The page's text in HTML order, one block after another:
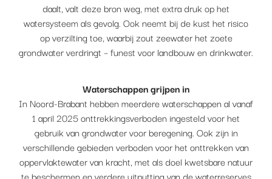
daalt, valt deze bron weg, met extra druk op het
watersysteem als gevolg. Ook neemt bij de kust het risico
op verzilting toe, waarbij zout zeewater het zoete
grondwater verdringt – funest voor landbouw en drinkwater.
Waterschappen grijpen in
In Noord-Brabant hebben meerdere waterschappen al vanaf
1 april 2025 onttrekkingsverboden ingesteld voor het
gebruik van grondwater voor beregening. Ook zijn in
verschillende gebieden verboden voor het onttrekken van
oppervlaktewater van kracht, met als doel kwetsbare natuur
te beschermen en verdere uitputting van de waterreserves